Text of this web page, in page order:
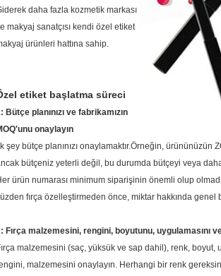
daha fazla kozmetik markası
makyaj sanatçısı kendi özel etiket
ürünleri hattına sahip.
etiket başlatma süreci
Bütçe planınızı ve fabrikamızın
onaylayın
İlk şey bütçe planınızı onaylamaktır.Örneğin,
bütçeniz yeterli değil, bu durumda bütçeyi veya
ürün numarası minimum siparişinin önemli olup
fırça özelleştirmeden önce, miktar hakkında genel
Fırça malzemesini, rengini, boyutunu, uygulamasını
malzemesini (saç, yüksük ve sap dahil), renk,
malzemesini onaylayın. Herhangi bir renk